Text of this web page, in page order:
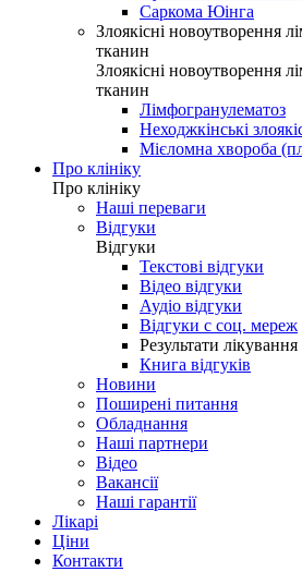
Саркома Юінга
Злоякісні новоутворення
тканин
Злоякісні новоутворення
тканин
Лімфогранулематоз
Неходжкінські
Мієломна хвороба
Про клініку
Про клініку
Наші переваги
Відгуки
Відгуки
Текстові відгуки
Відео відгуки
Аудіо відгуки
Відгуки с соц. мереж
Результати лікування
Книга відгуків
Новини
Поширені питання
Обладнання
Наші партнери
Відео
Вакансії
Наші гарантії
Лікарі
Ціни
Контакти